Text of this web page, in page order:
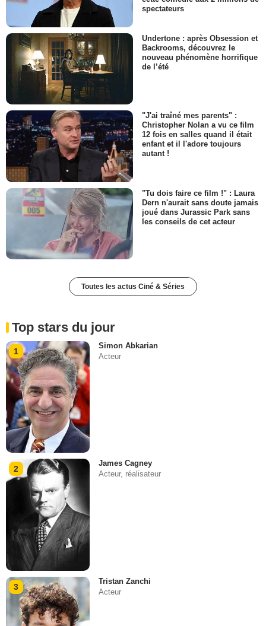
spectateurs
Undertone : après Obsession et
Backrooms, découvrez le
nouveau phénomène horrifique
de l’été
"J'ai traîné mes parents" :
Christopher Nolan a vu ce film
12 fois en salles quand il était
enfant et il l'adore toujours
autant !
"Tu dois faire ce film !" : Laura
Dern n'aurait sans doute jamais
joué dans Jurassic Park sans
les conseils de cet acteur
Toutes les actus Ciné & Séries
Top stars du jour
1
Simon Abkarian
Acteur
2
James Cagney
Acteur, réalisateur
3
Tristan Zanchi
Acteur